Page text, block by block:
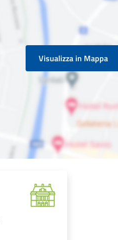
Visualizza in Mappa